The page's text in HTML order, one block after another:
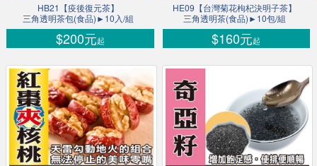
HB21【疫後復元茶】
三角透明茶包(食品)►10入/組
$200元起
HE09【台灣菊花枸杞決明子茶】
三角透明茶(食品)►10包/組
$160元起